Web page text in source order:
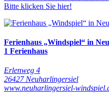
Bitte klicken Sie hier!
Ferienhaus „Windspiel“ in
1 Ferienhaus
Erlenweg 4
26427 Neuharlingersiel
www.neuharlingersiel-